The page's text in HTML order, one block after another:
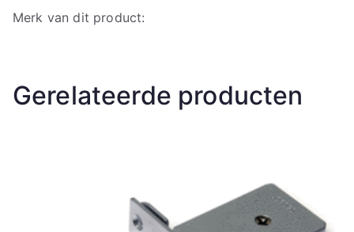
Merk van dit product:
Gerelateerde producten